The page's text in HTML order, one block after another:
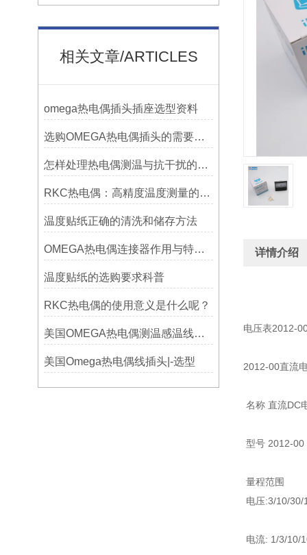
相关文章/ARTICLES
omega热电偶插头插座选型资料
选购OMEGA热电偶插头的需要考虑哪些问题？
怎样处理热电偶测温与抗干扰的问题
RKC热电偶：高精度温度测量的理想选择
温度贴纸正确的清洗和储存方法
OMEGA热电偶连接器作用与特点是什么？
温度贴纸的选购要求科普
RKC热电偶的使用意义是什么呢？
美国OMEGA热电偶测温感温线和插头插座连接器真伪原装正品判断查验方法
美国Omega热电偶线插头|-选型
详情介绍
电压表2012-
2012-00直流
名称 直流DC
型号 2012-00
量程范围
电压:3/10/30/
电流: 1/3/10/